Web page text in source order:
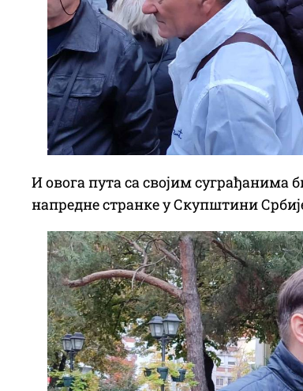
И овога пута са својим суграђанима
напредне странке у Скупштини